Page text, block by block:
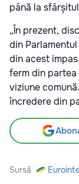
până la
„În prezent,
din
din acest
ferm din
viziune
încredere din
Sursă